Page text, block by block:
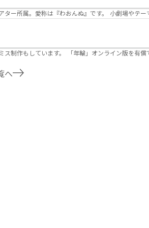
ター所属。愛称は『わおんぬ』です。 小劇場やテ
ス制作もしています。 「年輪」オンライン版を有
へ